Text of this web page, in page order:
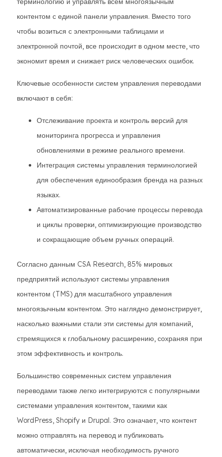
контентом с единой панели управления. Вместо того
чтобы возиться с электронными таблицами и
электронной почтой, все происходит в одном месте, что
экономит время и снижает риск человеческих ошибок.
Ключевые особенности систем управления переводами
включают в себя:
Отслеживание проекта и контроль версий для
мониторинга прогресса и управления
обновлениями в режиме реального времени.
Интеграция системы управления терминологией
для обеспечения единообразия бренда на разных
языках.
Автоматизированные рабочие процессы перевода
и циклы проверки, оптимизирующие производство
и сокращающие объем ручных операций.
Согласно данным CSA Research, 85% мировых
предприятий используют системы управления
контентом (TMS) для масштабного управления
многоязычным контентом. Это наглядно демонстрирует,
насколько важными стали эти системы для компаний,
стремящихся к глобальному расширению, сохраняя при
этом эффективность и контроль.
Большинство современных систем управления
переводами также легко интегрируются с популярными
системами управления контентом, такими как
WordPress, Shopify и Drupal. Это означает, что контент
можно отправлять на перевод и публиковать
автоматически, исключая необходимость ручного